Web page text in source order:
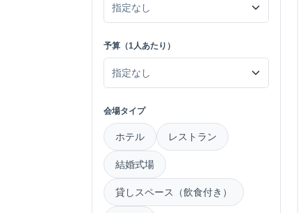
予算（1人あたり）
会場タイプ
ホテル レストラン
結婚式場
貸しスペース（飲食付き）